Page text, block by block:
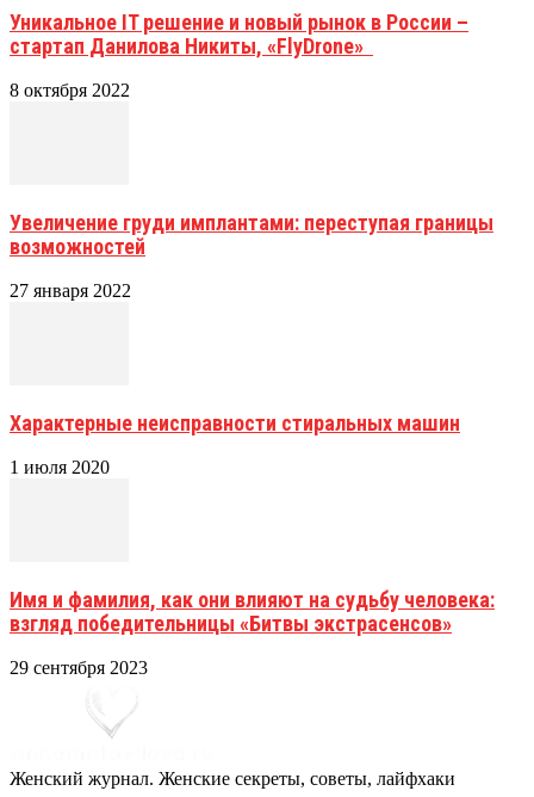
Уникальное IT решение и новый рынок в России –
стартап Данилова Никиты, «FlyDrone»
8 октября 2022
Увеличение груди имплантами: переступая границы
возможностей
27 января 2022
Характерные неисправности стиральных машин
1 июля 2020
Имя и фамилия, как они влияют на судьбу человека:
взгляд победительницы «Битвы экстрасенсов»
29 сентября 2023
Женский журнал. Женские секреты, советы, лайфхаки